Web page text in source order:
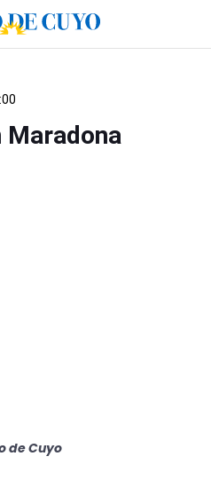
Maradona
de Cuyo